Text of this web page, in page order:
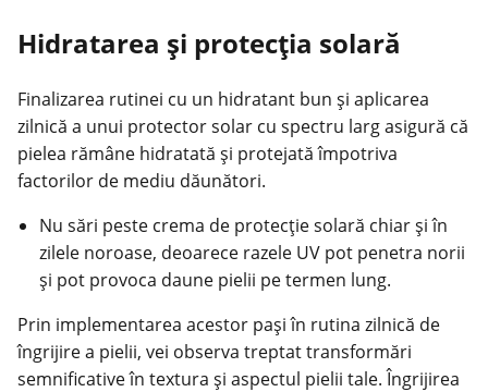
Hidratarea și protecția solară
Finalizarea rutinei cu un hidratant bun și aplicarea
zilnică a unui protector solar cu spectru larg asigură că
pielea rămâne hidratată și protejată împotriva
factorilor de mediu dăunători.
Nu sări peste crema de protecție solară chiar și în
zilele noroase, deoarece razele UV pot penetra norii
și pot provoca daune pielii pe termen lung.
Prin implementarea acestor pași în rutina zilnică de
îngrijire a pielii, vei observa treptat transformări
semnificative în textura și aspectul pielii tale.Îngrijirea